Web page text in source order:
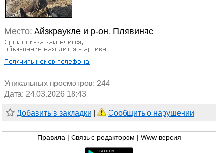
Место: Айзкраукле и р-он, Плявиняс
Уникальных просмотров: 244
Дата: 24.03.2026 18:43
Добавить в закладки Сообщить о нарушении
Правила Связь с редактором Www версия